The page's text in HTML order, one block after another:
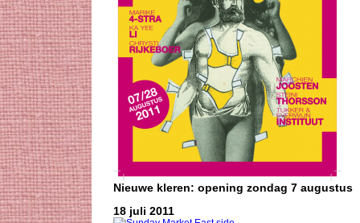
Nieuwe kleren: opening zondag 7 augustus
18 juli 2011